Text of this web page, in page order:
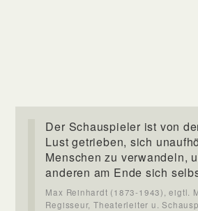
Der Schauspieler ist von
Lust getrieben, sich
Menschen zu verwandeln,
anderen am Ende sich
Max Reinhardt (1873-1943), eigtl.
Regisseur, Theaterleiter u.